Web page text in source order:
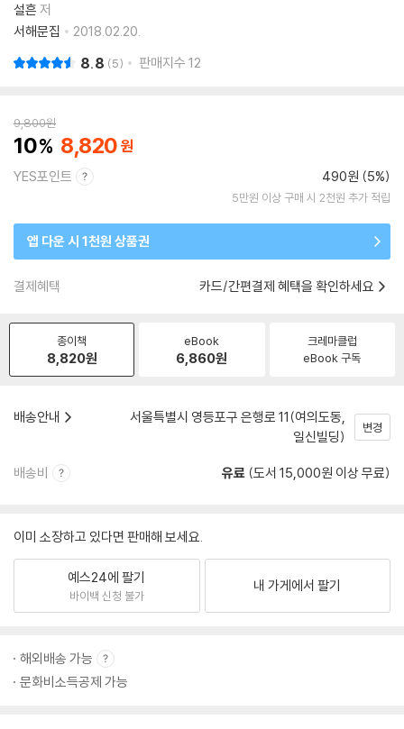
설흔 저
서해문집
2018.02.20.
8.8 5 판매지수 12
9,800원
10 8,820
YES포인트 490원 (5%)
5만원 이상 구매 시 2천원 추가 적립
앱 다운 시 1천원 상품권
결제혜택 카드/간편결제 혜택을 확인하세요
종이책
8,820원
eBook
6,860원
크레마클럽
eBook 구독
배송안내
서울특별시 영등포구 은행로 11(여의도동,
일신빌딩)
변경
배송비 유료 (도서 15,000원 이상 무료)
이미 소장하고 있다면 판매해 보세요.
예스24에 팔기
바이백 신청 불가
내 가게에서 팔기
해외배송 가능
문화비소득공제 가능